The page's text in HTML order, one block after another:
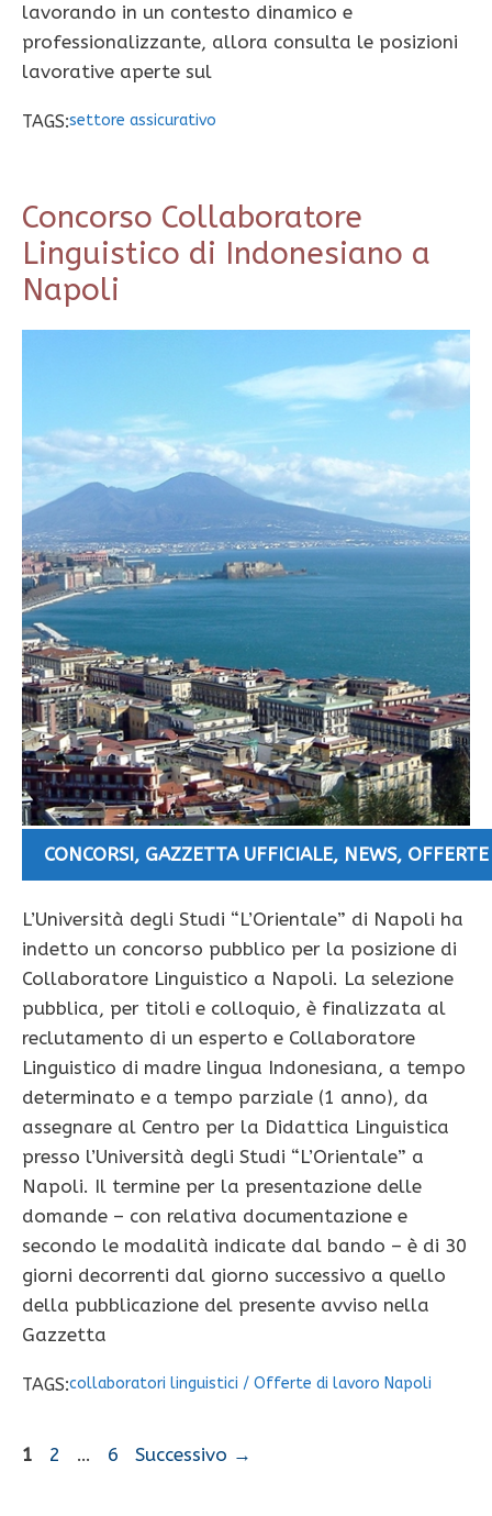
lavorando in un contesto dinamico e
professionalizzante, allora consulta le posizioni
lavorative aperte sul
TAGS:settore assicurativo
Concorso Collaboratore
Linguistico di Indonesiano a
Napoli
CONCORSI, GAZZETTA UFFICIALE, NEWS,
L’Università degli Studi “L’Orientale” di Napoli ha
indetto un concorso pubblico per la posizione di
Collaboratore Linguistico a Napoli. La selezione
pubblica, per titoli e colloquio, è finalizzata al
reclutamento di un esperto e Collaboratore
Linguistico di madre lingua Indonesiana, a tempo
determinato e a tempo parziale (1 anno), da
assegnare al Centro per la Didattica Linguistica
presso l’Università degli Studi “L’Orientale” a
Napoli. Il termine per la presentazione delle
domande – con relativa documentazione e
secondo le modalità indicate dal bando – è di 30
giorni decorrenti dal giorno successivo a quello
della pubblicazione del presente avviso nella
Gazzetta
TAGS:collaboratori linguistici / Offerte di lavoro Napoli
Pagina
1 Pagina
2 … Pagina
6 Successivo →